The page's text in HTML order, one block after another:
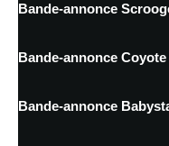
Bande-annonce
Bande-annonce Coyote
Bande-annonce